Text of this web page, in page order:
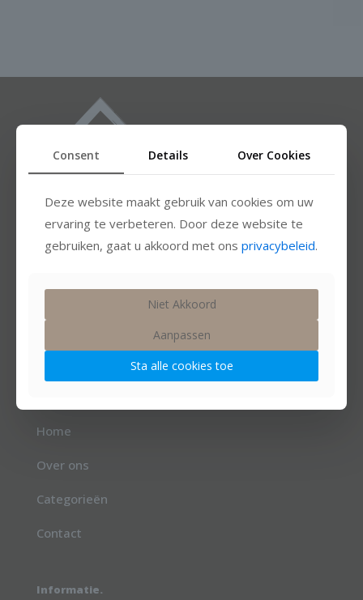
Home
Over ons
Categorieën
Contact
Informatie.
Consent Details Over Cookies
Deze website maakt gebruik van cookies om uw
ervaring te verbeteren. Door deze website te
gebruiken, gaat u akkoord met ons privacybeleid.
Niet Akkoord
Aanpassen
Sta alle cookies toe